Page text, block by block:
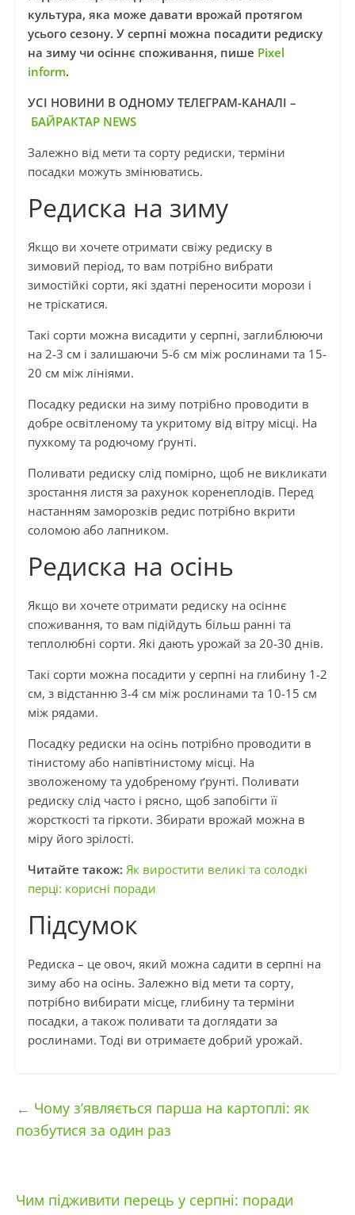
культура, яка може давати врожай протягом
усього сезону. У серпні можна посадити редиску
на зиму чи осіннє споживання, пише Pixel
inform.
УСІ НОВИНИ В ОДНОМУ ТЕЛЕГРАМ-КАНАЛІ –
БАЙРАКТАР NEWS
Залежно від мети та сорту редиски, терміни
посадки можуть змінюватись.
Редиска на зиму
Якщо ви хочете отримати свіжу редиску в
зимовий період, то вам потрібно вибрати
зимостійкі сорти, які здатні переносити морози і
не тріскатися.
Такі сорти можна висадити у серпні, заглиблюючи
на 2-3 см і залишаючи 5-6 см між рослинами та 15-
20 см між лініями.
Посадку редиски на зиму потрібно проводити в
добре освітленому та укритому від вітру місці. На
пухкому та родючому ґрунті.
Поливати редиску слід помірно, щоб не викликати
зростання листя за рахунок коренеплодів. Перед
настанням заморозків редис потрібно вкрити
соломою або лапником.
Редиска на осінь
Якщо ви хочете отримати редиску на осіннє
споживання, то вам підійдуть більш ранні та
теплолюбні сорти. Які дають урожай за 20-30 днів.
Такі сорти можна посадити у серпні на глибину 1-2
см, з відстанню 3-4 см між рослинами та 10-15 см
між рядами.
Посадку редиски на осінь потрібно проводити в
тінистому або напівтінистому місці. На
зволоженому та удобреному ґрунті. Поливати
редиску слід часто і рясно, щоб запобігти її
жорсткості та гіркоти. Збирати врожай можна в
міру його зрілості.
Читайте також: Як виростити великі та солодкі
перці: корисні поради
Підсумок
Редиска – це овоч, який можна садити в серпні на
зиму або на осінь. Залежно від мети та сорту,
потрібно вибирати місце, глибину та терміни
посадки, а також поливати та доглядати за
рослинами. Тоді ви отримаєте добрий урожай.
← Чому з’являється парша на картоплі: як
позбутися за один раз
Чим підживити перець у серпні: поради